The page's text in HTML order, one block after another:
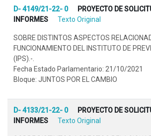
D- 4149/21-22- 0
PROYECTO DE
INFORMES
Texto Original
SOBRE DISTINTOS ASPECTOS
FUNCIONAMIENTO DEL INSTITUTO DE
(IPS).-.
Fecha Estado Parlamentario: 21/10/2021
Bloque: JUNTOS POR EL CAMBIO
D- 4133/21-22- 0
PROYECTO DE
INFORMES
Texto Original